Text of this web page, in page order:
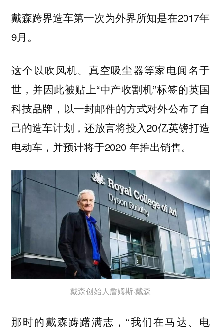
戴森跨界造车第一次为外界所知是在2017年
9月。
这个以吹风机、真空吸尘器等家电闻名于
世，并因此被贴上“中产收割机”标签的英国
科技品牌，以一封邮件的方式对外公布了自
己的造车计划，还放言将投入20亿英镑打造
电动车，并预计将于2020 年推出销售。
戴森创始人詹姆斯·戴森
那时的戴森踌躇满志，“我们在马达、电